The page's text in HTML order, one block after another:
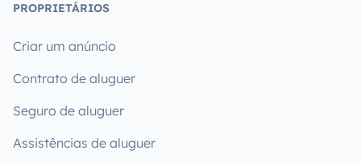
PROPRIETÁRIOS
Criar um anúncio
Contrato de aluguer
Seguro de aluguer
Assistências de aluguer